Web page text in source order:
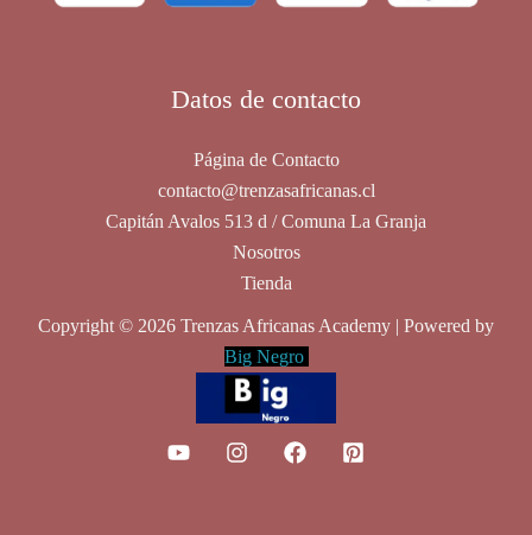
Datos de contacto
Página de Contacto
contacto@trenzasafricanas.cl
Capitán Avalos 513 d / Comuna La Granja
Nosotros
Tienda
Copyright © 2026 Trenzas Africanas Academy | Powered by
Big Negro